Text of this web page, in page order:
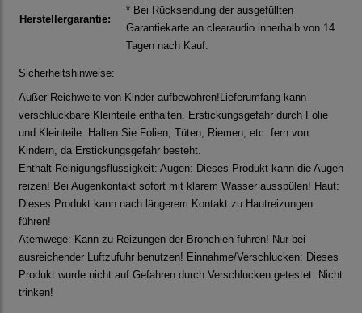
Herstellergarantie:
* Bei Rücksendung der ausgefüllten
Garantiekarte an clearaudio innerhalb von 14
Tagen nach Kauf.
Sicherheitshinweise:
Außer Reichweite von Kinder aufbewahren!Lieferumfang kann
verschluckbare Kleinteile enthalten. Erstickungsgefahr durch Folie
und Kleinteile. Halten Sie Folien, Tüten, Riemen, etc. fern von
Kindern, da Erstickungsgefahr besteht.
Enthält Reinigungsflüssigkeit: Augen: Dieses Produkt kann die Augen
reizen! Bei Augenkontakt sofort mit klarem Wasser ausspülen! Haut:
Dieses Produkt kann nach längerem Kontakt zu Hautreizungen
führen!
Atemwege: Kann zu Reizungen der Bronchien führen! Nur bei
ausreichender Luftzufuhr benutzen! Einnahme/Verschlucken: Dieses
Produkt wurde nicht auf Gefahren durch Verschlucken getestet. Nicht
trinken!